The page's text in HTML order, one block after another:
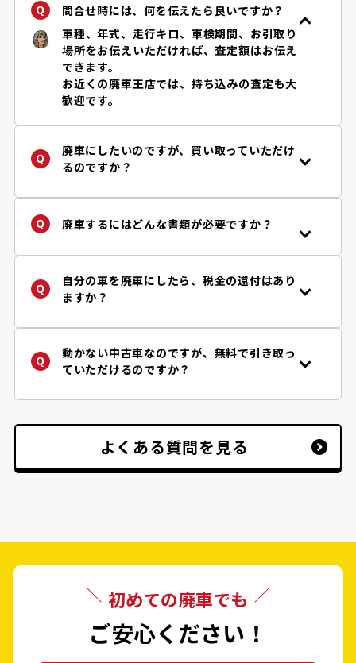
問合せ時には、何を伝えたら良いですか？
車種、年式、走行キロ、車検期間、お引取り
場所をお伝えいただければ、査定額はお伝え
できます。
お近くの廃車王店では、持ち込みの査定も大
歓迎です。
廃車にしたいのですが、買い取っていただけ
るのですか？
定フォーム 」からお問い合わせください。廃
者です。
※自動車リサイクル法により使用済み自動車
は、認可登録業者に引き渡すことが義務付け
廃車するにはどんな書類が必要ですか？
詳しくはご依頼後に担当店舗からご案内して
おりますのでご安心下さい。
クフローチャートで『一般的に』必要となる
書類を確認することができます。
自分の車を廃車にしたら、税金の還付はあり
ますか？
税（軽自動車を除く。当該年度納税者様）」
だけではなく、「自賠責保険」「重量税」の
動かない中古車なのですが、無料で引き取っ
ていただけるのですか？
す。
※但し、道幅が狭く積載車が入れない場合等
お断りをさせていただく場合がございます。
よくある質問を見る
初めての廃車でも
ご安心ください！